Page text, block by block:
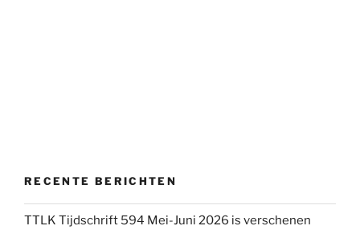
RECENTE BERICHTEN
TTLK Tijdschrift 594 Mei-Juni 2026 is verschenen